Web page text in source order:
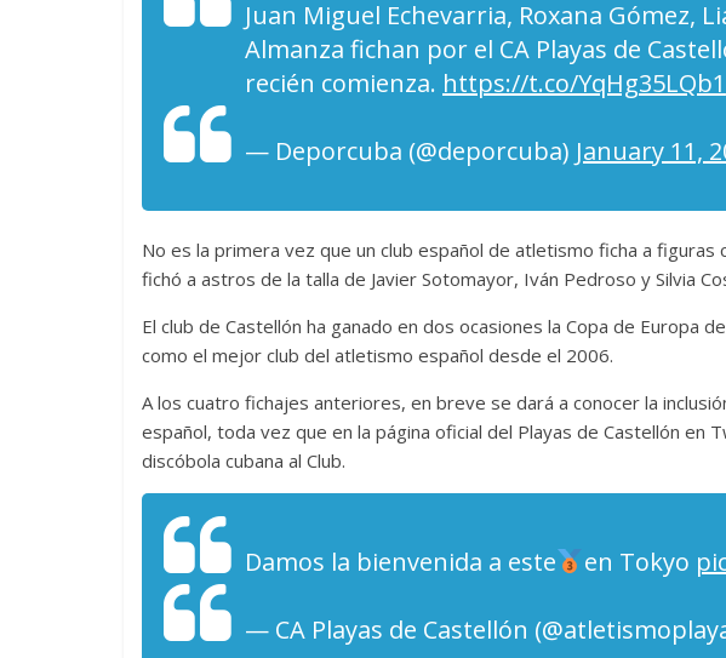
Juan Miguel Echevarria, Roxana Gómez,
Almanza fichan por el CA Playas de
recién comienza. https://t.co/YqHg35LQb1
— Deporcuba (@deporcuba) January 11,
No es la primera vez que un club español de atletismo ficha a figuras
fichó a astros de la talla de Javier Sotomayor, Iván Pedroso y Silvia
El club de Castellón ha ganado en dos ocasiones la Copa de Europa
como el mejor club del atletismo español desde el 2006.
A los cuatro fichajes anteriores, en breve se dará a conocer la
español, toda vez que en la página oficial del Playas de Castellón en
discóbola cubana al Club.
Damos la bienvenida a este en Tokyo
— CA Playas de Castellón